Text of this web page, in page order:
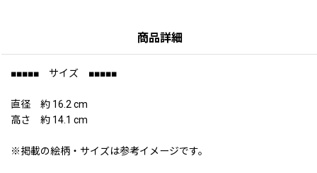
商品詳細
■■■■■ サイズ ■■■■■
直径 約 16.2 cm
高さ 約 14.1 cm
※掲載の絵柄・サイズは参考イメージです。